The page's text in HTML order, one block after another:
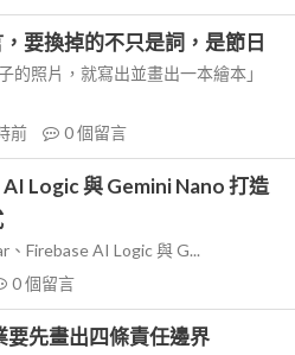
要換掉的不只是詞，是節日
的照片，就寫出並畫出一本繪本」
前 0個留言
Logic 與 Gemini Nano 打造
Firebase AI Logic 與 G...
0個留言
先畫出四條責任邊界